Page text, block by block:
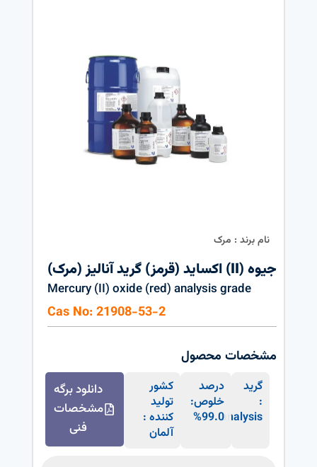
نام برند : مرک
جیوه (II) اکساید (قرمز) گرید آنالیز (مرک)
Mercury (II) oxide (red) analysis grade
Cas No: 21908-53-2
مشخصات محصول
گرید
:
analysis
درصد
خلوص:
99.0%
کشور
تولید
کننده :
آلمان
دانلود برگه
مشخصات
فنی